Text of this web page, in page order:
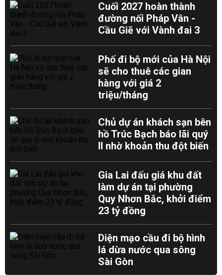
Cuối 2027 hoàn thành
đường nối Pháp Vân -
Cầu Giẽ với Vành đai 3
Phố đi bộ mới của Hà Nội
sẽ cho thuê các gian
hàng với giá 2
triệu/tháng
Chủ dự án khách sạn bên
hồ Trúc Bạch báo lãi quý
II nhờ khoản thu đột biến
Gia Lai đấu giá khu đất
làm dự án tại phường
Quy Nhơn Bắc, khởi điểm
23 tỷ đồng
Diện mạo cầu đi bộ hình
lá dừa nước qua sông
Sài Gòn